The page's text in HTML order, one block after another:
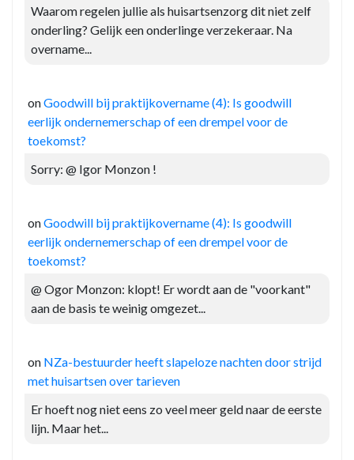
Waarom regelen jullie als huisartsenzorg dit niet zelf
onderling? Gelijk een onderlinge verzekeraar. Na
overname...
onGoodwill bij praktijkovername (4): Is goodwill
eerlijk ondernemerschap of een drempel voor de
toekomst?
Sorry: @ Igor Monzon !
onGoodwill bij praktijkovername (4): Is goodwill
eerlijk ondernemerschap of een drempel voor de
toekomst?
@ Ogor Monzon: klopt! Er wordt aan de "voorkant"
aan de basis te weinig omgezet...
on NZa-bestuurder heeft slapeloze nachten door strijd
met huisartsen over tarieven
Er hoeft nog niet eens zo veel meer geld naar de eerste
lijn. Maar het...